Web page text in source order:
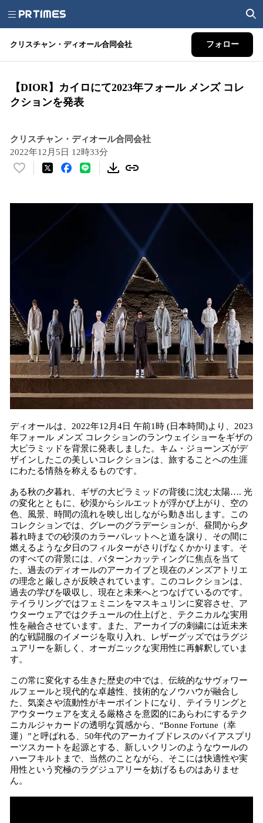
クリスチャン・ディオール合同会社 フォロー
【DIOR】カイロにて2023年フォール メンズ コレ
クションを発表
クリスチャン・ディオール合同会社
2022年12月5日 12時33分
い
読
で
す
ディオールは、2022年12月4日 午前1時 (日本時間)より、2023
年フォール メンズ コレクションのランウェイショーをギザの
大ピラミッドを背景に発表しました。キム・ジョーンズがデ
ザインしたこの美しいコレクションは、旅することへの生涯
にわたる情熱を称えるものです。
ある秋の夕暮れ、ギザの大ピラミッドの背後に沈む太陽…. 光
の変化とともに、砂漠からシルエットが浮かび上がり、空の
色、風景、時間の流れを映し出しながら動き出します。この
コレクションでは、グレーのグラデーションが、昼間から夕
暮れ時までの砂漠のカラーパレットへと道を譲り、その間に
燃えるような夕日のフィルターがさりげなくかかります。そ
のすべての背景には、パターンカッティングに焦点を当て
た、過去のディオールのアーカイブと現在のメンズアトリエ
の理念と厳しさが反映されています。このコレクションは、
過去の学びを吸収し、現在と未来へとつなげているのです。
テイラリングではフェミニンをマスキュリンに変容させ、ア
ウターウェアではクチュールの仕上げと、テクニカルな実用
性を融合させています。また、アーカイブの刺繍には近未来
的な戦闘服のイメージを取り入れ、レザーグッズではラグジ
ュアリーを新しく、オーガニックな実用性に再解釈していま
す。
この常に変化する生きた歴史の中では、伝統的なサヴォワー
ルフェールと現代的な卓越性、技術的なノウハウが融合し
た、気楽さや流動性がキーポイントになり、テイラリングと
アウターウェアを支える厳格さを意図的にあらわにするテク
ニカルジャカードの透明な質感から、“Bonne Fortune（幸
運）”と呼ばれる、50年代のアーカイブドレスのバイアスプリ
ーツスカートを起源とする、新しいクリンのようなウールの
ハーフキルトまで、当然のことながら、そこには快適性や実
用性という究極のラグジュアリーを妨げるものはありませ
ん。